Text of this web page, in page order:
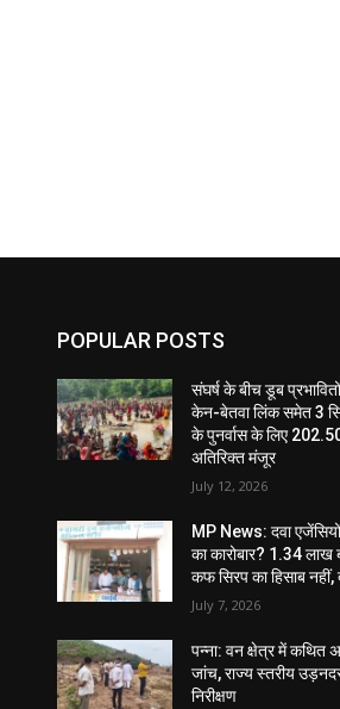
POPULAR POSTS
संघर्ष के बीच डूब
केन-बेतवा लिंक समेत 3
के पुनर्वास के लिए
अतिरिक्त मंजूर
July 12, 2026
MP News: दवा
का कारोबार? 1.34
कफ सिरप का हिसाब नहीं,
July 7, 2026
पन्ना: वन क्षेत्र में
जांच, राज्य स्तरीय
निरीक्षण